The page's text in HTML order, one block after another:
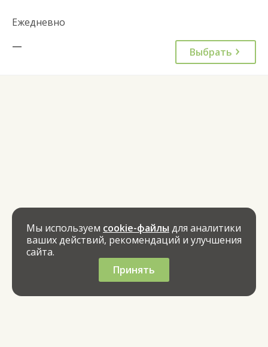
Ежедневно
—
Выбрать
Мы используем cookie-файлы для аналитики
ваших действий, рекомендаций и улучшения
сайта.
Принять